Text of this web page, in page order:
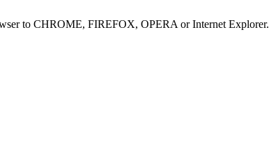
to CHROME, FIREFOX, OPERA or Internet Explorer.